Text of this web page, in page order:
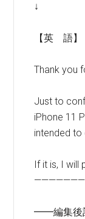
↓
【英 語】
Thank you
Just to
iPhone 11
intended to
If it is, I will
━━編集後